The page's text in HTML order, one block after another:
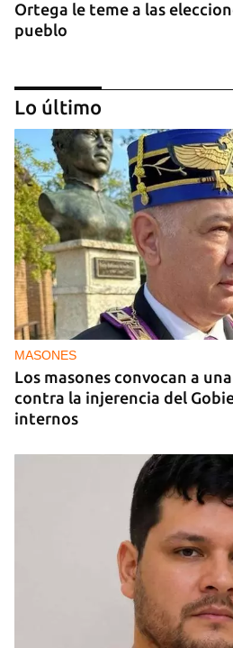
Ortega le teme a las
pueblo
OPINIÓN
Lo que El Cangrejo no
Lo último
MASONES
Los masones convocan a
contra la injerencia del
internos